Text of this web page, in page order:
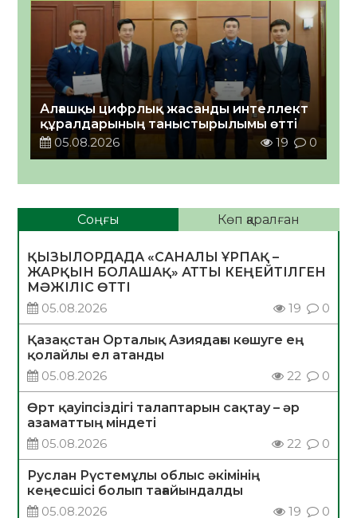
Алғашқы цифрлық жасанды интеллект
құралдарының таныстырылымы өтті
05.08.2026
19 0
Соңғы Көп қаралған
ҚЫЗЫЛОРДАДА «САНАЛЫ ҰРПАҚ –
ЖАРҚЫН БОЛАШАҚ» АТТЫ КЕҢЕЙТІЛГЕН
МӘЖІЛІС ӨТТІ
05.08.2026
19 0
Қазақстан Орталық Азиядағы көшуге ең
қолайлы ел атанды
05.08.2026
22 0
Өрт қауіпсіздігі талаптарын сақтау – әр
азаматтың міндеті
05.08.2026
22 0
Руслан Рүстемұлы облыс әкімінің
кеңесшісі болып тағайындалды
05.08.2026
19 0